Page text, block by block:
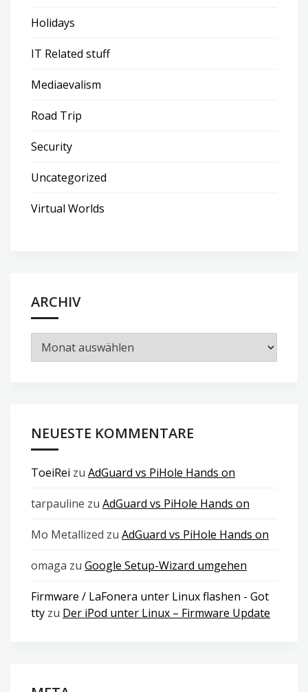
Holidays
IT Related stuff
Mediaevalism
Road Trip
Security
Uncategorized
Virtual Worlds
ARCHIV
Archiv
NEUESTE KOMMENTARE
ToeiRei zu AdGuard vs PiHole Hands on
tarpauline zu AdGuard vs PiHole Hands on
Mo Metallized zu AdGuard vs PiHole Hands on
omaga zu Google Setup-Wizard umgehen
Firmware / LaFonera unter Linux flashen - Got
tty zu Der iPod unter Linux – Firmware Update